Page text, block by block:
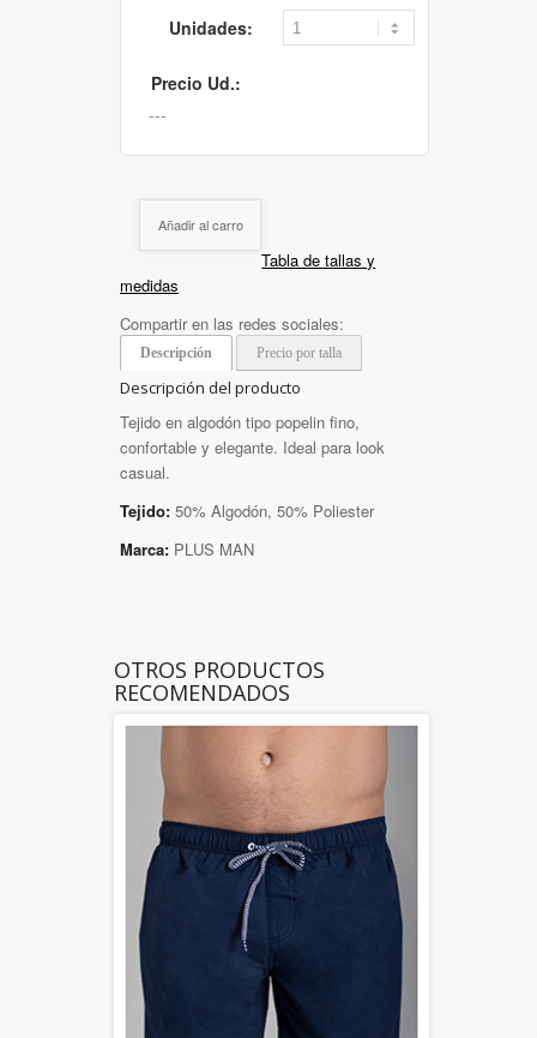
Unidades:
Precio Ud.:
Añadir al carro
Tabla de tallas y
medidas
Compartir en las redes sociales:
Descripción Precio por talla
Descripción del producto
Tejido en algodón tipo popelin fino,
confortable y elegante. Ideal para look
casual.
Tejido: 50% Algodón, 50% Poliester
Marca: PLUS MAN
OTROS PRODUCTOS
RECOMENDADOS